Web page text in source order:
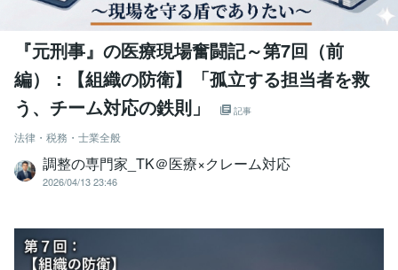
『元刑事』の医療現場奮闘記～第7回（前
編）：【組織の防衛】「孤立する担当者を救
う、チーム対応の鉄則」
記事
法律・税務・士業全般
調整の専門家_TK＠医療×クレーム対応
2026/04/13 23:46